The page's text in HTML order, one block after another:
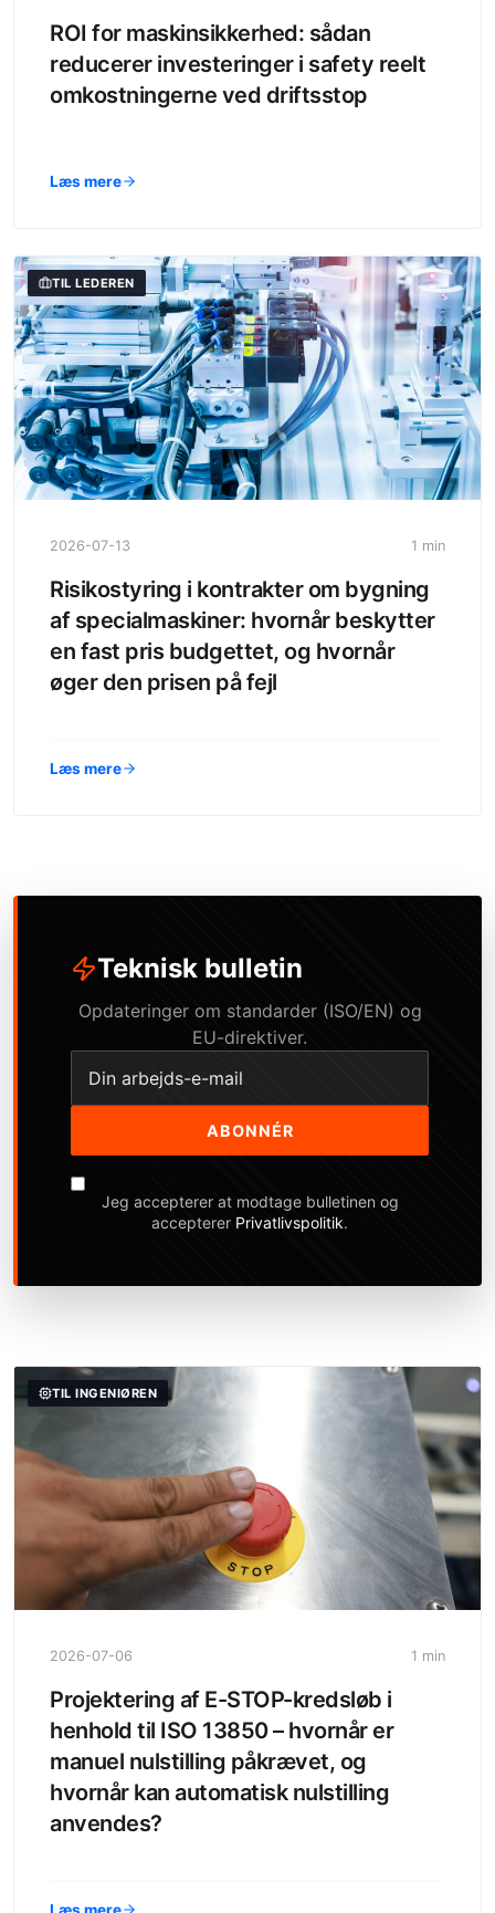
ROI for maskinsikkerhed: sådan
reducerer investeringer i safety reelt
omkostningerne ved driftsstop
Læs mere
TIL LEDEREN
2026-07-13 1 min
Risikostyring i kontrakter om bygning
af specialmaskiner: hvornår beskytter
en fast pris budgettet, og hvornår
øger den prisen på fejl
Læs mere
Teknisk bulletin
Opdateringer om standarder (ISO/EN) og
EU-direktiver.
ABONNÉR
Jeg accepterer at modtage bulletinen og
accepterer Privatlivspolitik.
TIL INGENIØREN
2026-07-06 1 min
Projektering af E-STOP-kredsløb i
henhold til ISO 13850 – hvornår er
manuel nulstilling påkrævet, og
hvornår kan automatisk nulstilling
anvendes?
Læs mere